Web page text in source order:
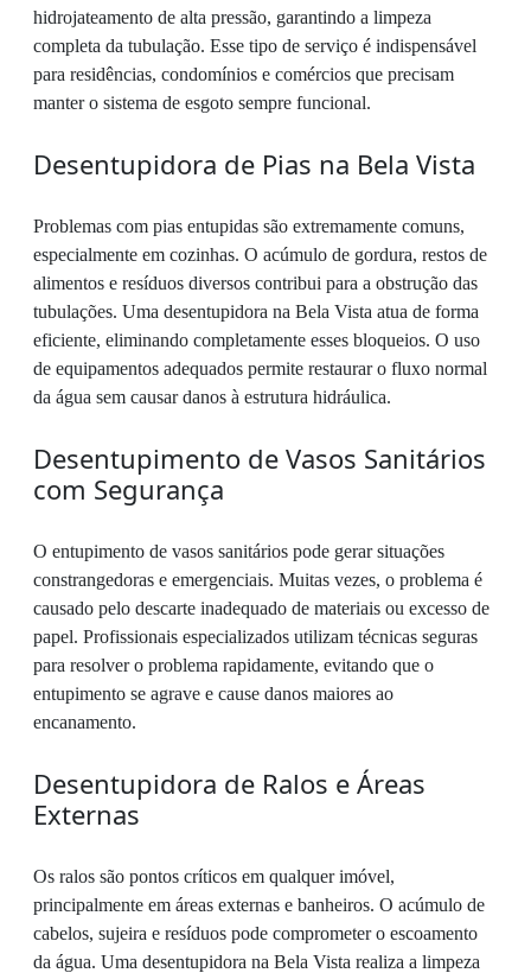
hidrojateamento de alta pressão, garantindo a limpeza
completa da tubulação. Esse tipo de serviço é indispensável
para residências, condomínios e comércios que precisam
manter o sistema de esgoto sempre funcional.
Desentupidora de Pias na Bela Vista
Problemas com pias entupidas são extremamente comuns,
especialmente em cozinhas. O acúmulo de gordura, restos de
alimentos e resíduos diversos contribui para a obstrução das
tubulações. Uma desentupidora na Bela Vista atua de forma
eficiente, eliminando completamente esses bloqueios. O uso
de equipamentos adequados permite restaurar o fluxo normal
da água sem causar danos à estrutura hidráulica.
Desentupimento de Vasos Sanitários
com Segurança
O entupimento de vasos sanitários pode gerar situações
constrangedoras e emergenciais. Muitas vezes, o problema é
causado pelo descarte inadequado de materiais ou excesso de
papel. Profissionais especializados utilizam técnicas seguras
para resolver o problema rapidamente, evitando que o
entupimento se agrave e cause danos maiores ao
encanamento.
Desentupidora de Ralos e Áreas
Externas
Os ralos são pontos críticos em qualquer imóvel,
principalmente em áreas externas e banheiros. O acúmulo de
cabelos, sujeira e resíduos pode comprometer o escoamento
da água. Uma desentupidora na Bela Vista realiza a limpeza